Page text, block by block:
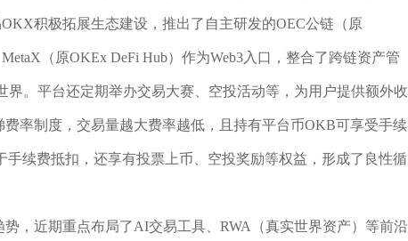
积极拓展生态建设，推出了自主研发的OEC公链（原
（原OKEx DeFi Hub）作为Web3入口，整合了跨链资产管
。平台还定期举办交易大赛、空投活动等，为用户提供额外收
率制度，交易量越大费率越低，且持有平台币OKB可享受手续
续费抵扣，还享有投票上币、空投奖励等权益，形成了良性循
，近期重点布局了AI交易工具、RWA（真实世界资产）等前沿